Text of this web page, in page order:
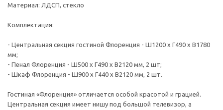
Материал: ЛДСП, стекло
Комплектация:
- Центральная секция гостиной Флоренция - Ш1200 х Г490 х В1780
мм;
- Пенал Флоренция - Ш500 х Г490 х В2120 мм, 2 шт;
- Шкаф Флоренция - Ш900 х Г440 х В2120 мм, 2 шт.
Гостиная «Флоренция» отличается особой красотой и грацией.
Центральная секция имеет нишу под большой телевизор, а